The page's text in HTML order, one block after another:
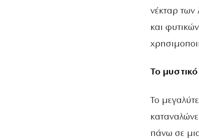
νέκταρ των
και
Το
Το
πάνω σε